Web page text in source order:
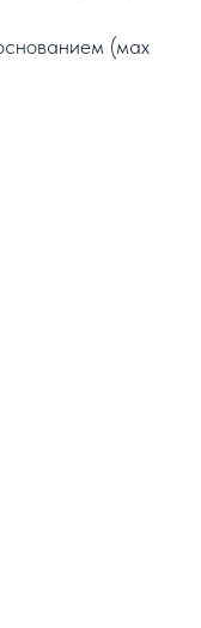
(мах